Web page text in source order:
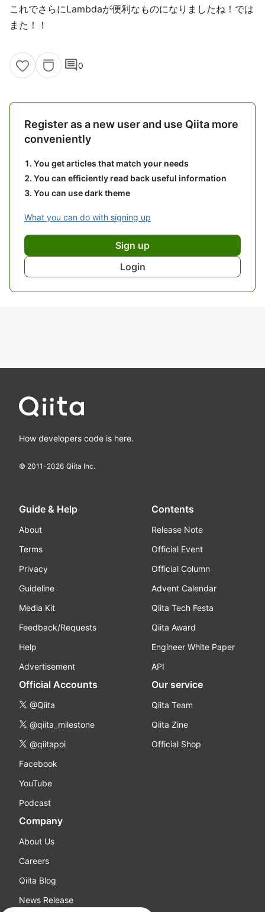
これでさらにLambdaが便利なものになりましたね！では
また！！
comment0
Register as a new user and use Qiita more
conveniently
You get articles that match your needs
You can efficiently read back useful information
You can use dark theme
What you can do with signing up
Sign up
Login
How developers code is here.
© 2011-2026 Qiita Inc.
Guide & Help
About
Terms
Privacy
Guideline
Media Kit
Feedback/Requests
Help
Advertisement
Contents
Release Note
Official Event
Official Column
Advent Calendar
Qiita Tech Festa
Qiita Award
Engineer White Paper
API
Official Accounts
@Qiita
@qiita_milestone
@qiitapoi
Facebook
YouTube
Podcast
Our service
Qiita Team
Qiita Zine
Official Shop
Company
About Us
Careers
Qiita Blog
News Release